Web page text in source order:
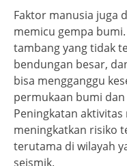
Faktor manusia juga
memicu gempa
tambang yang tidak
bendungan besar,
bisa mengganggu
permukaan bumi
Peningkatan
meningkatkan risiko
terutama di wilayah
seismik.